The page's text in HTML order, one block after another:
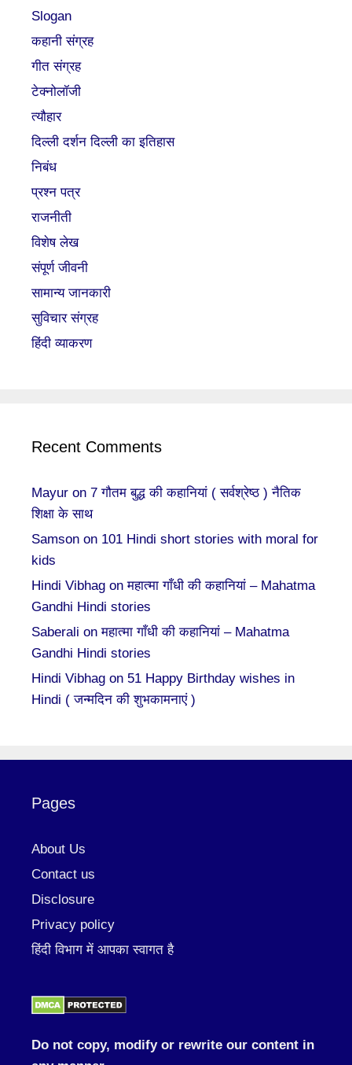
Slogan
कहानी संग्रह
गीत संग्रह
टेक्नोलॉजी
त्यौहार
दिल्ली दर्शन दिल्ली का इतिहास
निबंध
प्रश्न पत्र
राजनीती
विशेष लेख
संपूर्ण जीवनी
सामान्य जानकारी
सुविचार संग्रह
हिंदी व्याकरण
Recent Comments
Mayur on 7 गौतम बुद्ध की कहानियां ( सर्वश्रेष्ठ ) नैतिक
शिक्षा के साथ
Samson on 101 Hindi short stories with moral for
kids
Hindi Vibhag onमहात्मा गाँधी की कहानियां – Mahatma
Gandhi Hindi stories
Saberali onमहात्मा गाँधी की कहानियां – Mahatma
Gandhi Hindi stories
Hindi Vibhag on 51 Happy Birthday wishes in
Hindi ( जन्मदिन की शुभकामनाएं )
Pages
About Us
Contact us
Disclosure
Privacy policy
हिंदी विभाग में आपका स्वागत है
Do not copy, modify or rewrite our content in